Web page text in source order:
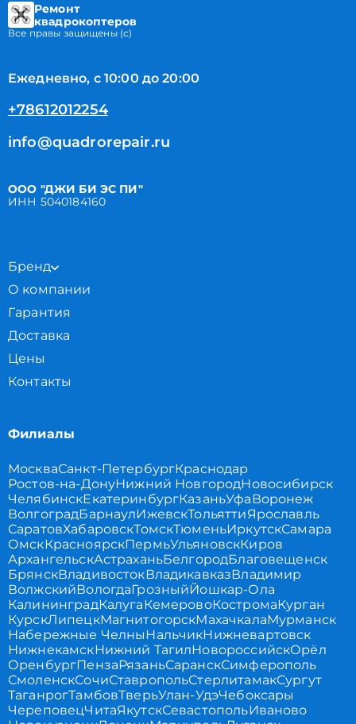
Ремонт
квадрокоптеров
Все правы защищены (с)
Ежедневно, с 10:00 до 20:00
+78612012254
info@quadrorepair.ru
ООО "ДЖИ БИ ЭС ПИ"
ИНН 5040184160
Бренд
О компании
Гарантия
Доставка
Цены
Контакты
Филиалы
МоскваСанкт-ПетербургКраснодар
Ростов-на-ДонуНижний НовгородНовосибирск
ЧелябинскЕкатеринбургКазаньУфаВоронеж
ВолгоградБарнаулИжевскТольяттиЯрославль
СаратовХабаровскТомскТюменьИркутскСамара
ОмскКрасноярскПермьУльяновскКиров
АрхангельскАстраханьБелгородБлаговещенск
БрянскВладивостокВладикавказВладимир
ВолжскийВологдаГрозныйЙошкар-Ола
КалининградКалугаКемеровоКостромаКурган
КурскЛипецкМагнитогорскМахачкалаМурманск
Набережные ЧелныНальчикНижневартовск
НижнекамскНижний ТагилНовороссийскОрёл
ОренбургПензаРязаньСаранскСимферополь
СмоленскСочиСтавропольСтерлитамакСургут
ТаганрогТамбовТверьУлан-УдэЧебоксары
ЧереповецЧитаЯкутскСевастопольИваново